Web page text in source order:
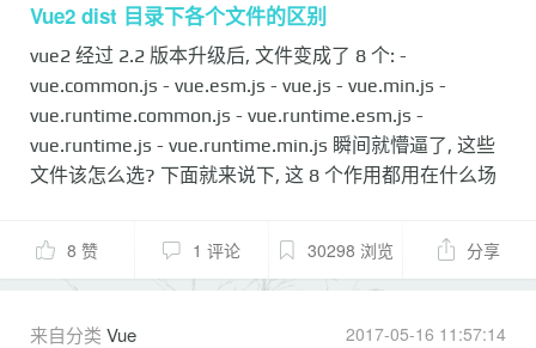
console.log(response.data) } else { // 由后端抛出的错误
alert(response.data.m...
Vue2 dist 目录下各个文件的区别
vue2 经过 2.2 版本升级后, 文件变成了 8 个: -
vue.common.js - vue.esm.js - vue.js - vue.min.js -
vue.runtime.common.js - vue.runtime.esm.js -
vue.runtime.js - vue.runtime.min.js 瞬间就懵逼了, 这些
文件该怎么选? 下面就来说下, 这 8 个作用都用在什么场
含独立构建和运行时构建)` 和 `运行时构建` 按照规范分,
可以分成 UMD, CommonJS 和 ES Module 简单来说, `完
整构建` 和 `运行时构建`的区别就是, 可不可以用
`template`选项, 和文件大一点,小一点 # vue.common.js
8 赞 1 评论 30298 浏览 分享
来自分类 Vue 2017-05-16 11:57:14